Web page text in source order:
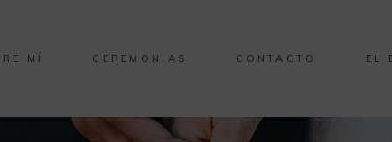
MÍ CEREMONIAS CONTACTO EL